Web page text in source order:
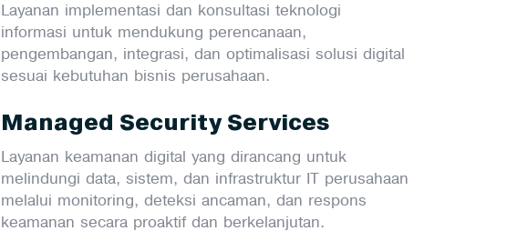
Layanan implementasi dan konsultasi teknologi
informasi untuk mendukung perencanaan,
pengembangan, integrasi, dan optimalisasi solusi digital
sesuai kebutuhan bisnis perusahaan.
Managed Security Services
Layanan keamanan digital yang dirancang untuk
melindungi data, sistem, dan infrastruktur IT perusahaan
melalui monitoring, deteksi ancaman, dan respons
keamanan secara proaktif dan berkelanjutan.